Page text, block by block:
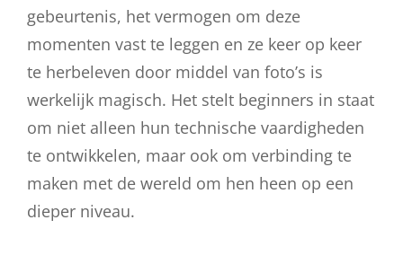
gebeurtenis, het vermogen om deze
momenten vast te leggen en ze keer op keer
te herbeleven door middel van foto’s is
werkelijk magisch. Het stelt beginners in staat
om niet alleen hun technische vaardigheden
te ontwikkelen, maar ook om verbinding te
maken met de wereld om hen heen op een
dieper niveau.